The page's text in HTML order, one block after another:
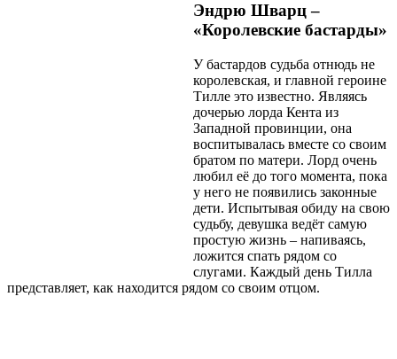
Эндрю Шварц –
«Королевские бастарды»
У бастардов судьба отнюдь не
королевская, и главной героине
Тилле это известно. Являясь
дочерью лорда Кента из
Западной провинции, она
воспитывалась вместе со своим
братом по матери. Лорд очень
любил её до того момента, пока
у него не появились законные
дети. Испытывая обиду на свою
судьбу, девушка ведёт самую
простую жизнь – напиваясь,
ложится спать рядом со
слугами. Каждый день Тилла
представляет, как находится рядом со своим отцом.